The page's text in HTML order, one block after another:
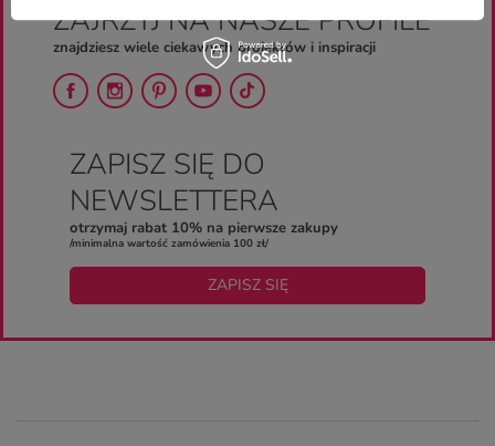
ZAJRZYJ NA NASZE PROFILE
znajdziesz wiele ciekawych projektów i inspiracji
ZAPISZ SIĘ DO
NEWSLETTERA
otrzymaj rabat 10% na pierwsze zakupy
/minimalna wartość zamówienia 100 zł/
ZAPISZ SIĘ